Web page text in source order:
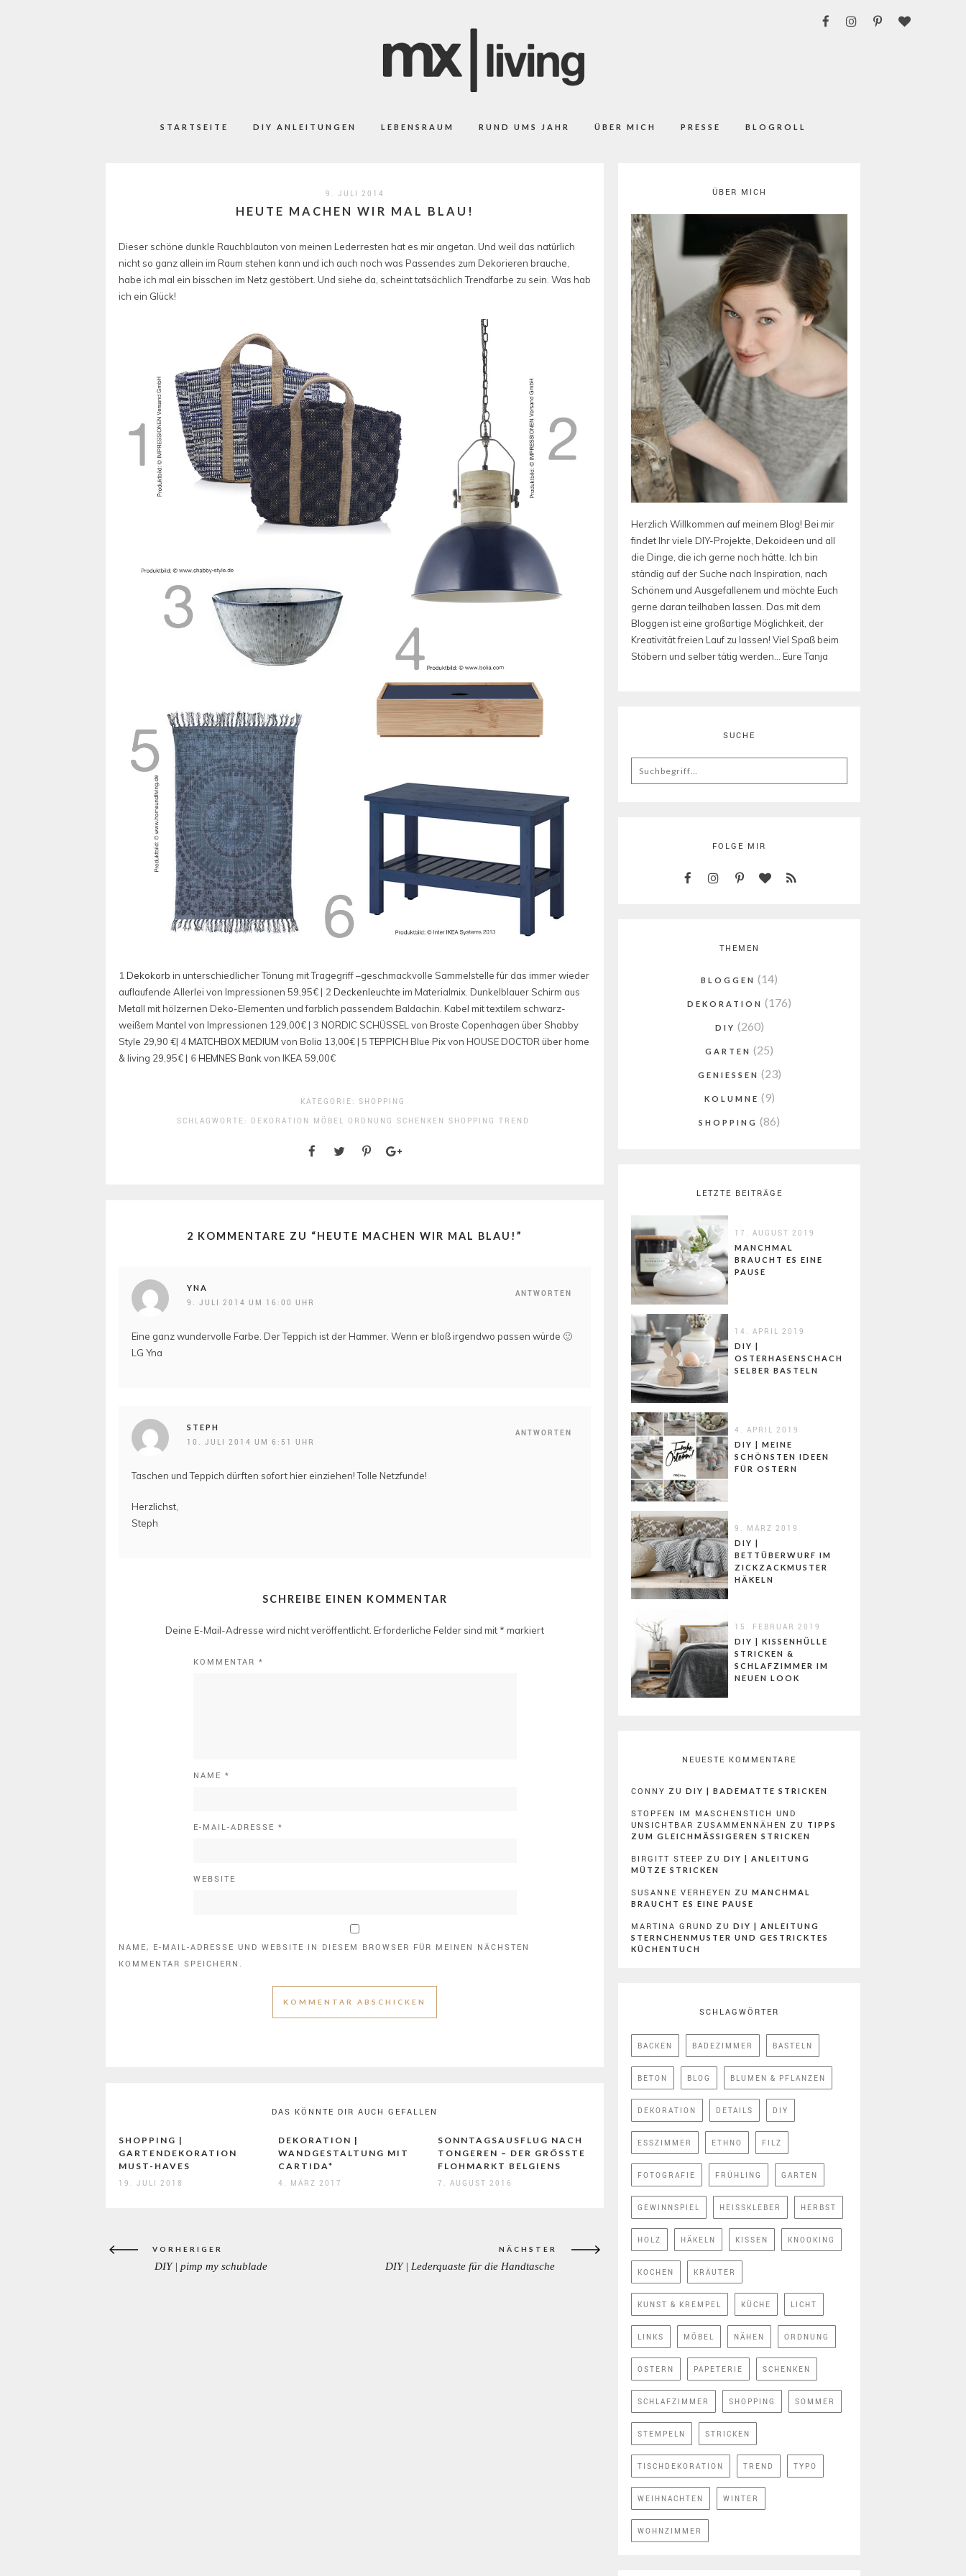
STARTSEITE DIY ANLEITUNGEN LEBENSRAUM RUND UMS JAHR ÜBER MICH PRESSE BLOGROLL
9. JULI 2014
HEUTE MACHEN WIR MAL BLAU!
Dieser schöne dunkle Rauchblauton von meinen Lederresten hat es mir angetan. Und weil das natürlich
nicht so ganz allein im Raum stehen kann und ich auch noch was Passendes zum Dekorieren brauche,
habe ich mal ein bisschen im Netz gestöbert. Und siehe da, scheint tatsächlich Trendfarbe zu sein. Was hab
ich ein Glück!
1Dekokorb in unterschiedlicher Tönung mit Tragegriff –geschmackvolle Sammelstelle für das immer wieder
auflaufende Allerlei von Impressionen 59,95€ | 2 Deckenleuchte im Materialmix. Dunkelblauer Schirm aus
Metall mit hölzernen Deko-Elementen und farblich passendem Baldachin. Kabel mit textilem schwarz-
weißem Mantel von Impressionen 129,00€ | 3 NORDIC SCHÜSSEL von Broste Copenhagen über Shabby
Style 29,90 €| 4MATCHBOX MEDIUM von Bolia 13,00€ | 5 TEPPICH Blue Pix von HOUSE DOCTOR über home
& living 29,95€ | 6HEMNES Bank von IKEA 59,00€
KATEGORIE: SHOPPING
SCHLAGWORTE: DEKORATION MÖBEL ORDNUNG SCHENKEN SHOPPING TREND
2 KOMMENTARE ZU “HEUTE MACHEN WIR MAL BLAU! ”
ANTWORTEN
YNA
9. JULI 2014 UM 16:00 UHR
Eine ganz wundervolle Farbe. Der Teppich ist der Hammer. Wenn er bloß irgendwo passen würde 🙂
LG Yna
ANTWORTEN
STEPH
10. JULI 2014 UM 6:51 UHR
Taschen und Teppich dürften sofort hier einziehen! Tolle Netzfunde!
Herzlichst,
Steph
SCHREIBE EINEN KOMMENTAR
Deine E-Mail-Adresse wird nicht veröffentlicht. Erforderliche Felder sind mit * markiert
KOMMENTAR *
NAME *
E-MAIL-ADRESSE *
WEBSITE
NAME, E-MAIL-ADRESSE UND WEBSITE IN DIESEM BROWSER FÜR MEINEN NÄCHSTEN
KOMMENTAR SPEICHERN.
DAS KÖNNTE DIR AUCH GEFALLEN
SHOPPING |
GARTENDEKORATION
MUST-HAVES
19. JULI 2018
DEKORATION |
WANDGESTALTUNG MIT
CARTIDA*
4. MÄRZ 2017
SONNTAGSAUSFLUG NACH
TONGEREN – DER GRÖSSTE F
LOHMARKT BELGIENS
7. AUGUST 2016
VORHERIGER
PREVIOUSDIY | pimp my schublade
NÄCHSTER
POST:
DIY | Lederquaste für die Handtasche
ÜBER MICH
Herzlich Willkommen auf meinem Blog! Bei mir
findet Ihr viele DIY-Projekte, Dekoideen und all
die Dinge, die ich gerne noch hätte. Ich bin
ständig auf der Suche nach Inspiration, nach
Schönem und Ausgefallenem und möchte Euch
gerne daran teilhaben lassen. Das mit dem
Bloggen ist eine großartige Möglichkeit, der
Kreativität freien Lauf zu lassen! Viel Spaß beim
Stöbern und selber tätig werden... Eure Tanja
SUCHE
Search
for:
FOLGE MIR
THEMEN
BLOGGEN (14)
DEKORATION (176)
DIY (260)
GARTEN (25)
GENIESSEN (23)
KOLUMNE (9)
SHOPPING (86)
LETZTE BEITRÄGE
17. AUGUST 2019
MANCHMAL
BRAUCHT ES EINE
PAUSE
14. APRIL 2019
DIY |
OSTERHASENSCHACHTELN
SELBER BASTELN
4. APRIL 2019
DIY | MEINE
SCHÖNSTEN IDEEN
FÜR OSTERN
9. MÄRZ 2019
DIY |
BETTÜBERWURF IM
ZICKZACKMUSTER
HÄKELN
15. FEBRUAR 2019
DIY | KISSENHÜLLE
STRICKEN &
SCHLAFZIMMER IM
NEUEN LOOK
NEUESTE KOMMENTARE
CONNY ZU DIY | BADEMATTE STRICKEN
STOPFEN IM MASCHENSTICH UND
UNSICHTBAR ZUSAMMENNÄHEN
ZU TIPPS
ZUM GLEICHMÄSSIGEREN STRICKEN
BIRGITT STEEP ZU DIY | ANLEITUNG
MÜTZE STRICKEN
SUSANNE VERHEYEN ZU MANCHMAL
BRAUCHT ES EINE PAUSE
MARTINA GRUND ZU DIY | ANLEITUNG
STERNCHENMUSTER UND GESTRICKTES
KÜCHENTUCH
SCHLAGWÖRTER
BACKEN BADEZIMMER BASTELN
BETON BLOG BLUMEN & PFLANZEN
DEKORATION DETAILS DIY
ESSZIMMER ETHNO FILZ
FOTOGRAFIE FRÜHLING GARTEN
GEWINNSPIEL HEISSKLEBER HERBST
HOLZ HÄKELN KISSEN KNOOKING
KOCHEN KRÄUTER
KUNST & KREMPEL KÜCHE LICHT
LINKS MÖBEL NÄHEN ORDNUNG
OSTERN PAPETERIE SCHENKEN
SCHLAFZIMMER SHOPPING SOMMER
STEMPELN STRICKEN
TISCHDEKORATION TREND TYPO
WEIHNACHTEN WINTER
WOHNZIMMER